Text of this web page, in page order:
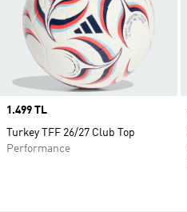
Price
1.499 TL
Turkey TFF 26/27 Club Top
Performance